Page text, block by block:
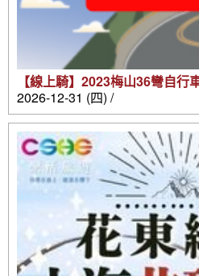
【線上騎】2023梅山36彎自行
2026-12-31 (四) /